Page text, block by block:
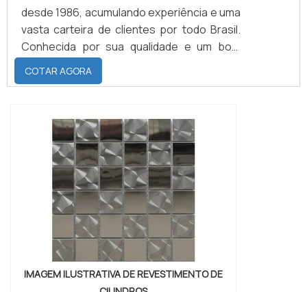
desde 1986, acumulando experiência e uma
vasta carteira de clientes por todo Brasil.
Conhecida por sua qualidade e um bom
atendimento, a ABC realiza o revestimento
de cinco tipos diferentes de elastômeros:
PRODUTOS PARA CADA SERVIÇOCada um
com propriedades distintas e indicados
para dete...
COTAR AGORA
IMAGEM ILUSTRATIVA DE REVESTIMENTO DE